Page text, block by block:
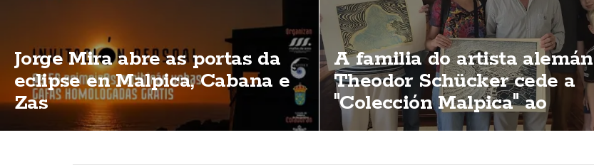
Jorge Mira abre as portas da
eclipse en Malpica, Cabana e
Zas
A familia do artista alemán
Theodor Schücker cede a
"Colección Malpica" ao
concello malpicán